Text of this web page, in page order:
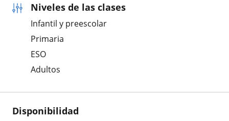
Niveles de las clases
Infantil y preescolar
Primaria
ESO
Adultos
Disponibilidad